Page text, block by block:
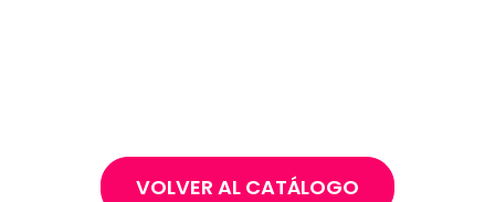
VOLVER AL CATÁLOGO